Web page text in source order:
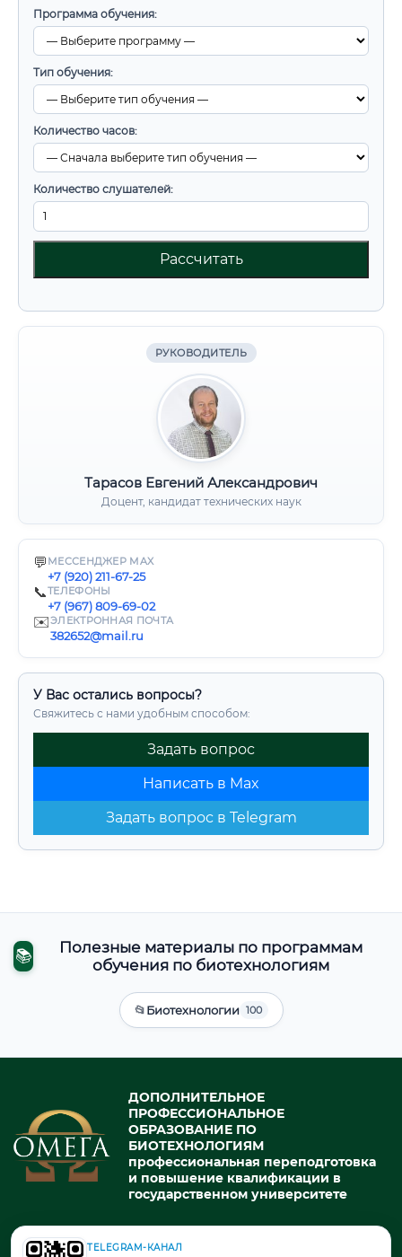
Программа обучения:
Тип обучения:
Количество часов:
Количество слушателей:
Рассчитать
РУКОВОДИТЕЛЬ
Тарасов Евгений Александрович
Доцент, кандидат технических наук
💬 МЕССЕНДЖЕР MAX
+7 (920) 211-67-25
📞ТЕЛЕФОНЫ
+7 (967) 809-69-02
✉️ЭЛЕКТРОННАЯ ПОЧТА
382652@mail.ru
У Вас остались вопросы?
Свяжитесь с нами удобным способом:
Задать вопрос
Написать в Max
Задать вопрос в Telegram
📚
Полезные материалы по программам
обучения по биотехнологиям
📂Биотехнологии 100
ДОПОЛНИТЕЛЬНОЕ
ПРОФЕССИОНАЛЬНОЕ
ОБРАЗОВАНИЕ ПО
БИОТЕХНОЛОГИЯМ
профессиональная переподготовка
и повышение квалификации в
государственном университете
TELEGRAM-КАНАЛ